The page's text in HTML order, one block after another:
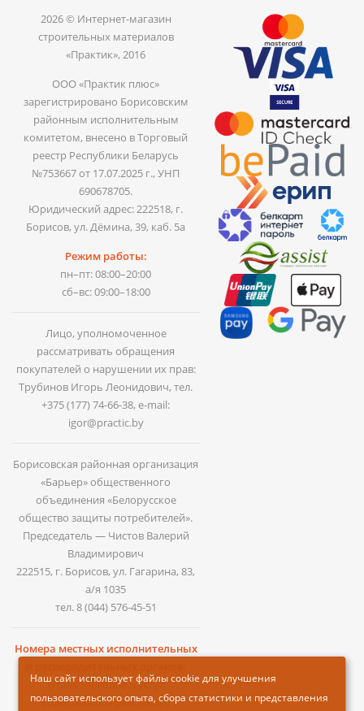
Наш сайт использует файлы cookie для улучшения
пользовательского опыта, сбора статистики и представления
2026 © Интернет-магазин
строительных материалов
«Практик», 2016
ООО «Практик плюс»
зарегистрировано Борисовским
районным исполнительным
комитетом, внесено в Торговый
реестр Республики Беларусь
№753667 от 17.07.2025 г., УНП
690678705.
Юридический адрес: 222518, г.
Борисов, ул. Дёмина, 39, каб. 5а
Режим работы:
пн–пт: 08:00–20:00
сб–вс: 09:00–18:00
Лицо, уполномоченное
рассматривать обращения
покупателей о нарушении их прав:
Трубинов Игорь Леонидович, тел.
+375 (177) 74-66-38, e-mail:
igor@practic.by
Борисовская районная организация
«Барьер» общественного
объединения «Белорусское
общество защиты потребителей».
Председатель — Чистов Валерий
Владимирович
222515, г. Борисов, ул. Гагарина, 83,
а/я 1035
тел.8 (044) 576-45-51
Номера местных исполнительных
Отдел торговли и услуг
Борисовского районного